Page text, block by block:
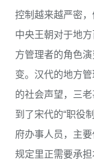
控制越来越严密，
中央王朝对于地
方管理者的角色演
变。汉代的地方
的社会声望，三
到了宋代的“职役
府办事人员，主
规定里正需要承